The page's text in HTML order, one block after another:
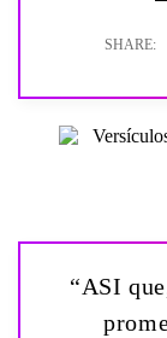
“ASI